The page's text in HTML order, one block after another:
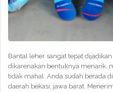
Bantal leher sangat tepat
dikarenakan bentuknya menarik,
tidak mahal. Anda sudah berada
daerah bekasi, jawa barat.